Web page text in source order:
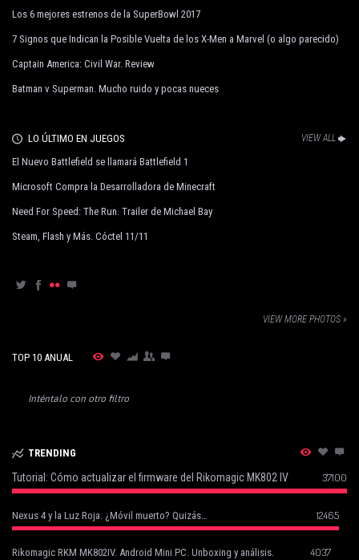
Los 6 mejores estrenos de la SuperBowl 2017
7 Signos que Indican la Posible Vuelta de los X-Men a Marvel (o algo parecido)
Captain America: Civil War. Review
Batman v Superman. Mucho ruido y pocas nueces
LO ÚLTIMO EN JUEGOS VIEW ALL
El Nuevo Battlefield se llamará Battlefield 1
Microsoft Compra la Desarrolladora de Minecraft
Need For Speed: The Run. Trailer de Michael Bay
Steam, Flash y Más. Cóctel 11/11
VIEW MORE PHOTOS »
TOP 10 ANUAL
Inténtalo con otro filtro
TRENDING
Tutorial: Cómo actualizar el firmware del Rikomagic MK802 IV 37100
Nexus 4 y la Luz Roja. ¿Móvil muerto? Quizás… 12465
Rikomagic RKM MK802IV. Android Mini PC. Unboxing y análisis. 4037